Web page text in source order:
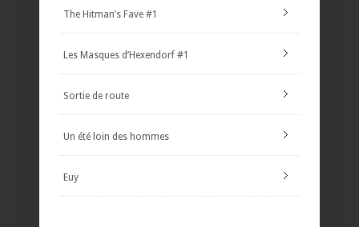
The Hitman’s Fave #1
Les Masques d’Hexendorf #1
Sortie de route
Un été loin des hommes
Euy